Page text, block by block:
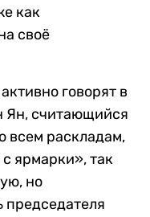
как
своё
говорят в
Ян, считающийся
всем раскладам,
ярмарки», так
но